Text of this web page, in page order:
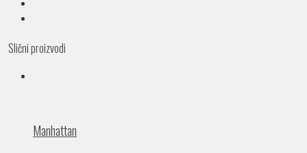
Slični proizvodi
Manhattan